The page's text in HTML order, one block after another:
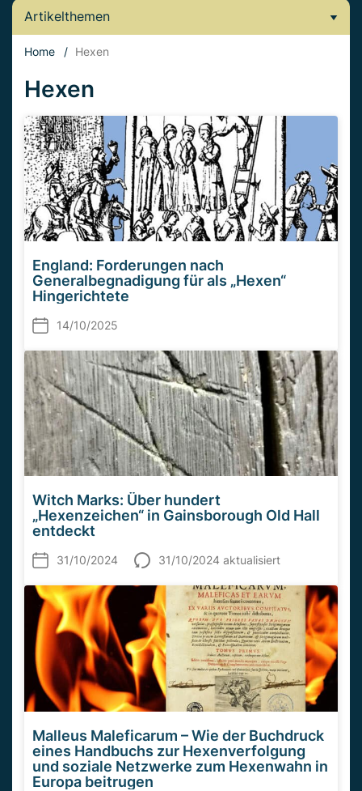
Artikelthemen
Home / Hexen
Hexen
England: Forderungen nach
Generalbegnadigung für als „Hexen“
Hingerichtete
14/10/2025
Witch Marks: Über hundert
„Hexenzeichen“ in Gainsborough Old Hall
entdeckt
31/10/2024 31/10/2024 aktualisiert
Malleus Maleficarum – Wie der Buchdruck
eines Handbuchs zur Hexenverfolgung
und soziale Netzwerke zum Hexenwahn in
Europa beitrugen